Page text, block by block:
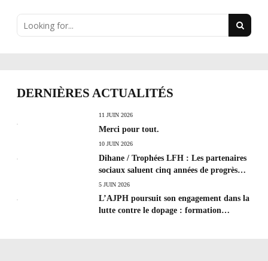
DERNIÈRES ACTUALITÉS
11 JUIN 2026
Merci pour tout.
10 JUIN 2026
Dihane / Trophées LFH : Les partenaires
sociaux saluent cinq années de progrès
social et les efforts à poursuivre !
5 JUIN 2026
L’AJPH poursuit son engagement dans la
lutte contre le dopage : formation